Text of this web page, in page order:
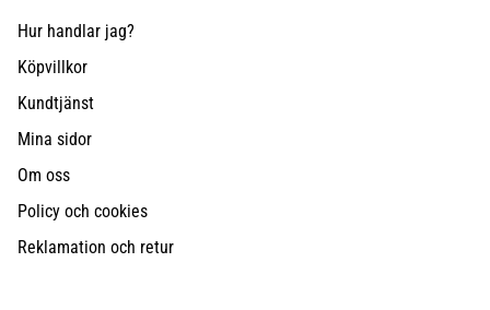
Hur handlar jag?
Köpvillkor
Kundtjänst
Mina sidor
Om oss
Policy och cookies
Reklamation och retur